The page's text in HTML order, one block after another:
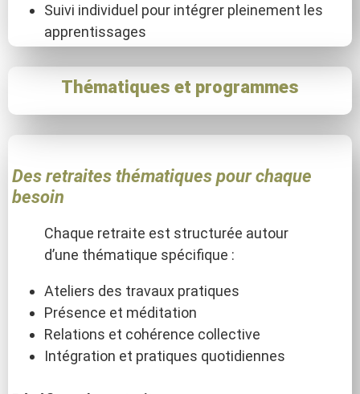
Suivi individuel pour intégrer pleinement les
apprentissages
Thématiques et programmes
Des retraites thématiques pour chaque
besoin
Chaque retraite est structurée autour
d’une thématique spécifique :
Ateliers des travaux pratiques
Présence et méditation
Relations et cohérence collective
Intégration et pratiques quotidiennes